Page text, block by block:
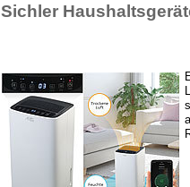
Sichler